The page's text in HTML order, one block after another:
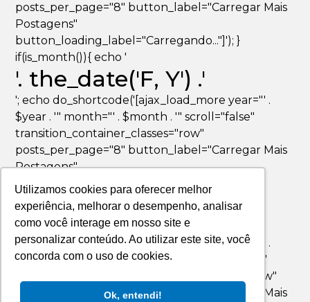
Utilizamos cookies para oferecer melhor
experiência, melhorar o desempenho, analisar
como você interage em nosso site e
personalizar conteúdo. Ao utilizar este site, você
concorda com o uso de cookies.
Ok, entendi!
posts_per_page="8" button_label="Carregar Mais
Postagens"
button_loading_label="Carregando..."]'); }
if(is_month()){ echo '
'. the_date('F, Y') .'
'; echo do_shortcode('[ajax_load_more year="' .
$year . '" month="' . $month . '" scroll="false"
transition_container_classes="row"
posts_per_page="8" button_label="Carregar Mais
Postagens"
button_loading_label="Carregando..."]'); }
if(is_day()){ echo '
'. the_date('F jS, Y') .'
'; echo do_shortcode('[ajax_load_more year="' .
$year . '" month="' . $month . '" day="' . $day . '"
scroll="false" transition_container_classes="row"
posts_per_page="8" button_label="Carregar Mais